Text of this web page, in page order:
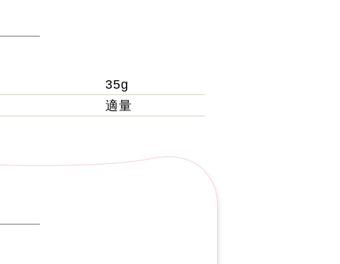
35g
適量